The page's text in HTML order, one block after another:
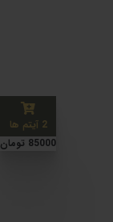
2 آیتم ها
85000 تومان